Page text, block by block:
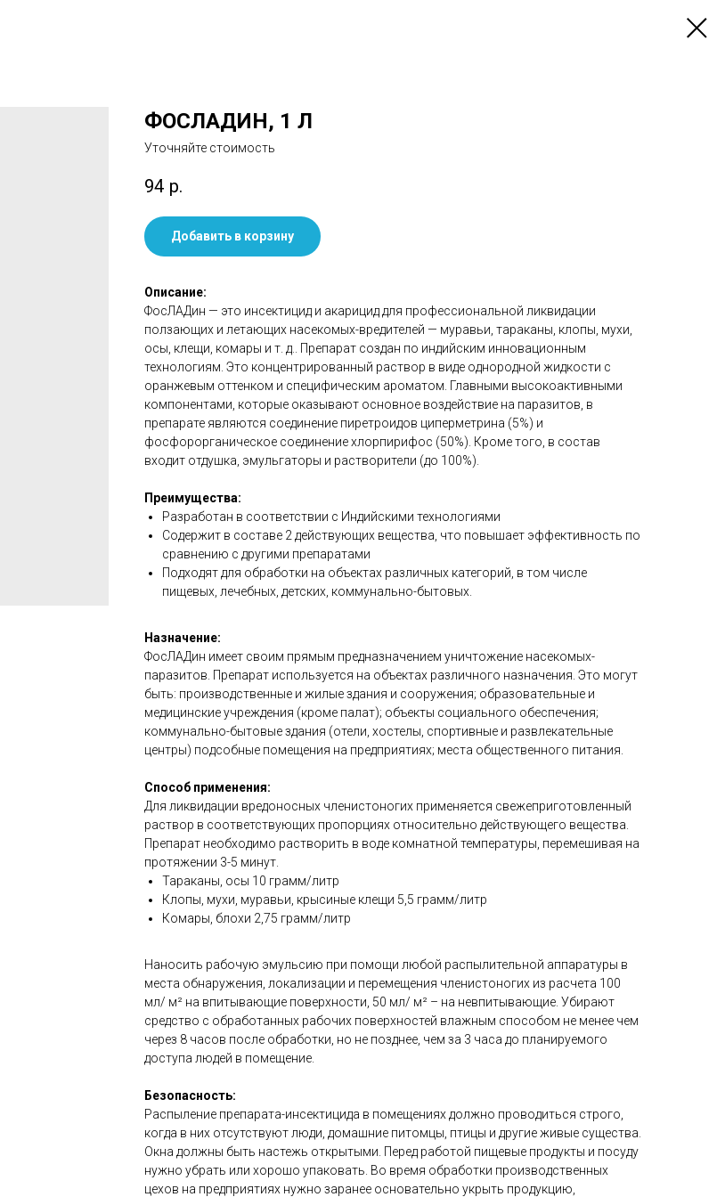
ФОСЛАДИН, 1 Л
Уточняйте стоимость
94 р.
Добавить в корзину
Описание:
ФосЛАДин — это инсектицид и акарицид для профессиональной ликвидации
ползающих и летающих насекомых-вредителей — муравьи, тараканы, клопы, мухи,
осы, клещи, комары и т. д.. Препарат создан по индийским инновационным
технологиям. Это концентрированный раствор в виде однородной жидкости с
оранжевым оттенком и специфическим ароматом. Главными высокоактивными
компонентами, которые оказывают основное воздействие на паразитов, в
препарате являются соединение пиретроидов циперметрина (5%) и
фосфорорганическое соединение хлорпирифос (50%). Кроме того, в состав
входит отдушка, эмульгаторы и растворители (до 100%).
Преимущества:
Разработан в соответствии с Индийскими технологиями
Содержит в составе 2 действующих вещества, что повышает эффективность по
сравнению с другими препаратами
Подходят для обработки на объектах различных категорий, в том числе
пищевых, лечебных, детских, коммунально-бытовых.
Назначение:
ФосЛАДин имеет своим прямым предназначением уничтожение насекомых-
паразитов. Препарат используется на объектах различного назначения. Это могут
быть: производственные и жилые здания и сооружения; образовательные и
медицинские учреждения (кроме палат); объекты социального обеспечения;
коммунально-бытовые здания (отели, хостелы, спортивные и развлекательные
центры) подсобные помещения на предприятиях; места общественного питания.
Способ применения:
Для ликвидации вредоносных членистоногих применяется свежеприготовленный
раствор в соответствующих пропорциях относительно действующего вещества.
Препарат необходимо растворить в воде комнатной температуры, перемешивая на
протяжении 3-5 минут.
Тараканы, осы 10 грамм/литр
Клопы, мухи, муравьи, крысиные клещи 5,5 грамм/литр
Комары, блохи 2,75 грамм/литр
Наносить рабочую эмульсию при помощи любой распылительной аппаратуры в
места обнаружения, локализации и перемещения членистоногих из расчета 100
мл/ м² на впитывающие поверхности, 50 мл/ м² – на невпитывающие. Убирают
средство с обработанных рабочих поверхностей влажным способом не менее чем
через 8 часов после обработки, но не позднее, чем за 3 часа до планируемого
доступа людей в помещение.
Безопасность:
Распыление препарата-инсектицида в помещениях должно проводиться строго,
когда в них отсутствуют люди, домашние питомцы, птицы и другие живые существа.
Окна должны быть настежь открытыми. Перед работой пищевые продукты и посуду
нужно убрать или хорошо упаковать. Во время обработки производственных
цехов на предприятиях нужно заранее основательно укрыть продукцию,